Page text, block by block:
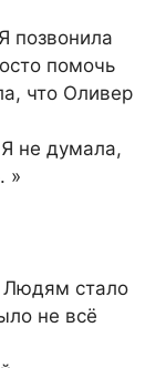
позвонила
помочь
что Оливер
не думала,
»
Людям стало
не всё